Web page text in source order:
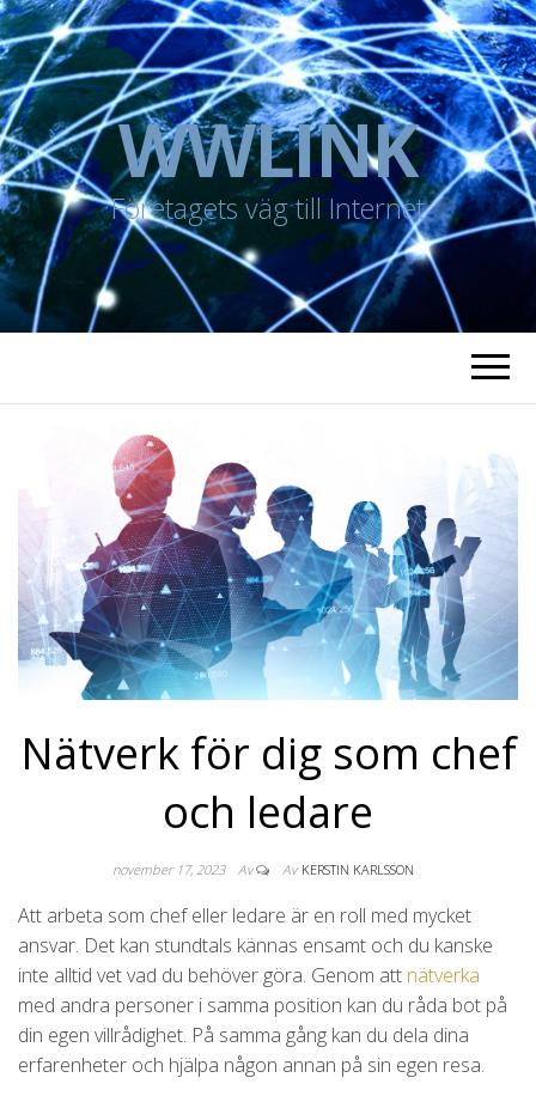
WWLINK
Företagets väg till Internet
Nätverk för dig som chef
och ledare
november 17, 2023 Av Av KERSTIN KARLSSON
Att arbeta som chef eller ledare är en roll med mycket
ansvar. Det kan stundtals kännas ensamt och du kanske
inte alltid vet vad du behöver göra. Genom att nätverka
med andra personer i samma position kan du råda bot på
din egen villrådighet. På samma gång kan du dela dina
erfarenheter och hjälpa någon annan på sin egen resa.